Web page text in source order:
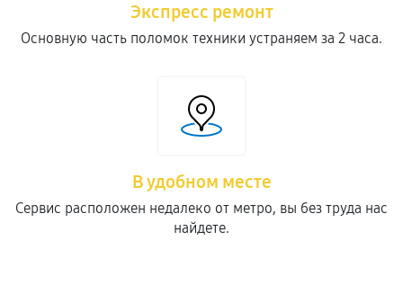
Экспресс ремонт
Основную часть поломок техники устраняем за 2 часа.
В удобном месте
Сервис расположен недалеко от метро, вы без труда нас
найдете.